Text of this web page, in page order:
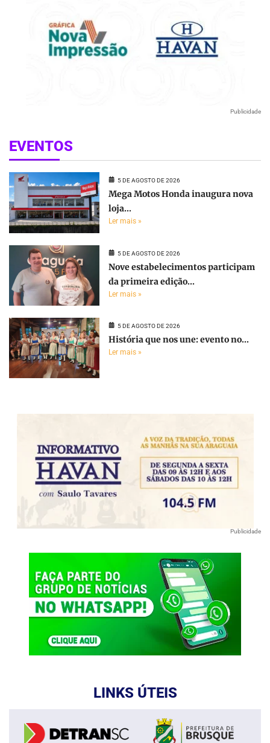
Publicidade
EVENTOS
5 DE AGOSTO DE 2026
Mega Motos Honda inaugura nova
loja...
Ler mais »
5 DE AGOSTO DE 2026
Nove estabelecimentos participam
da primeira edição...
Ler mais »
5 DE AGOSTO DE 2026
História que nos une: evento no...
Ler mais »
Publicidade
LINKS ÚTEIS